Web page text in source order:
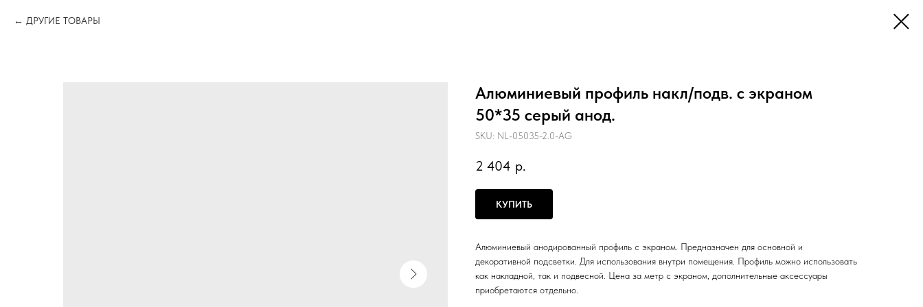
ДРУГИЕ ТОВАРЫ
Алюминиевый профиль накл/подв. с экраном
50*35 серый анод.
SKU: NL-05035-2.0-AG
2 404 р.
КУПИТЬ
Алюминиевый анодированный профиль с экраном. Предназначен для основной и
декоративной подсветки. Для использования внутри помещения. Профиль можно использовать
как накладной, так и подвесной. Цена за метр с экраном, дополнительные аксессуары
приобретаются отдельно.